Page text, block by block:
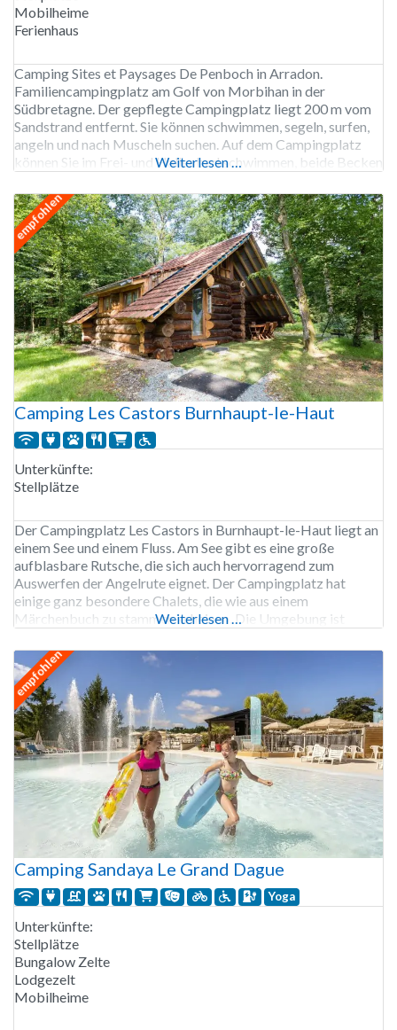
Mobilheime
Ferienhaus
Camping Sites et Paysages De Penboch in Arradon.
Familiencampingplatz am Golf von Morbihan in der
Südbretagne. Der gepflegte Campingplatz liegt 200 m vom
Sandstrand entfernt. Sie können schwimmen, segeln, surfen,
angeln und nach Muscheln suchen. Auf dem Campingplatz
können Sie im Frei- und Hallenbad schwimmen, beide Becken
über vier Rutschen. Der Wanderweg GR
Weiterlesen …
empfohlen
Camping Les Castors Burnhaupt-le-Haut
Unterkünfte:
Stellplätze
Der Campingplatz Les Castors in Burnhaupt-le-Haut liegt an
einem See und einem Fluss. Am See gibt es eine große
aufblasbare Rutsche, die sich auch hervorragend zum
Auswerfen der Angelrute eignet. Der Campingplatz hat
einige ganz besondere Chalets, die wie aus einem
Märchenbuch zu stammen scheinen. Die Umgebung ist
Les Castors ist
Weiterlesen …
empfohlen
Camping Sandaya Le Grand Dague
Yoga
Unterkünfte:
Stellplätze
Bungalow Zelte
Lodgezelt
Mobilheime